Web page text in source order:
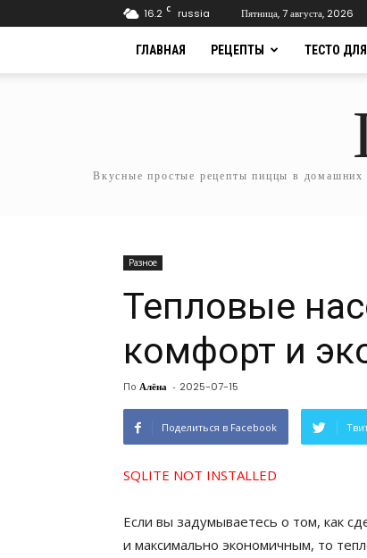
16.2 C russia Пятница, 7 августа, 2026
ГЛАВНАЯ РЕЦЕПТЫ ТЕСТО
Вкусные простые рецепты пиццы в домашних
Разное
Тепловые
комфорт и
По Алёна - 2025-07-15
Поделиться в Facebook
SQLITE NOT INSTALLED
Если вы задумываетесь о том, как
и максимально экономичным, то